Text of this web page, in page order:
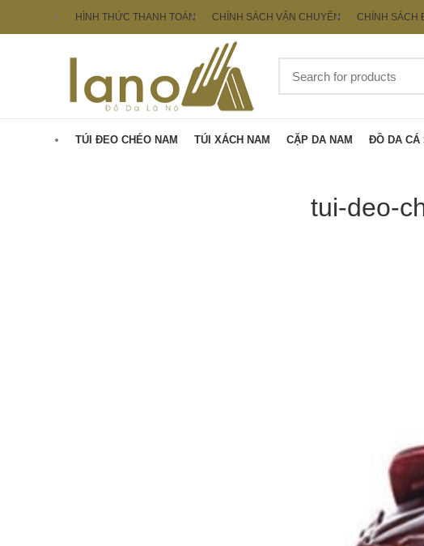
HÌNH THỨC THANH TOÁN CHÍNH SÁCH VẬN CHUYỂN CHÍNH SÁCH
TÚI ĐEO CHÉO NAM TÚI XÁCH NAM CẶP DA NAM ĐỒ DA CÁ
tui-deo-